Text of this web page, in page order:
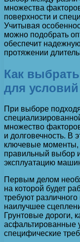
множества
поверхности и
Учитывая
можно подобрать
обеспечит
протяжении
Как
для
При выборе
множество
и долговечность. В
ключевые моменты,
правильный выбор
эксплуатацию
Первым делом
на которой будет
требуют
наилучшее
Грунтовые дороги,
асфальтированные
специфические